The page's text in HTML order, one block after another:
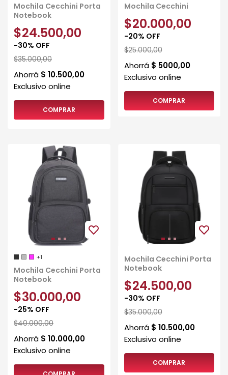
Mochila Cecchini Porta
Notebook
$24.500,00
-30% OFF
$35.000,00
Mochila Cecchini
$20.000,00
-20% OFF
$25.000,00
COMPRAR
+1
Mochila Cecchini Porta
Notebook
$30.000,00
-25% OFF
$40.000,00
Mochila Cecchini Porta
Notebook
$24.500,00
-30% OFF
$35.000,00